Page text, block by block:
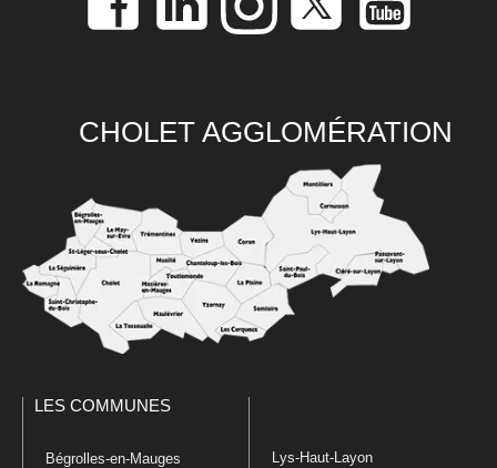
CHOLET AGGLOMÉRATION
LES COMMUNES
Bégrolles-en-Mauges Lys-Haut-Layon